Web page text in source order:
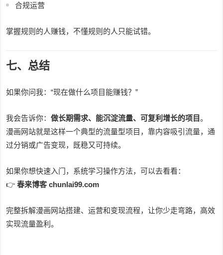
合规运营
掌握规则的人赚钱，不懂规则的人只能试错。
七、总结
如果你问我：“现在做什么项目能赚钱？”
我会告诉你：做长期需求、能沉淀流量、可复利增长的项目。
漫画网站就是这样一个典型的流量型项目，靠内容吸引流量，通
过分销或广告变现，既稳又可持续。
如果你想快速入门，系统学习操作方法，可以去看看：
👉春来博客 chunlai99.com
完整拆解漫画网站搭建、运营和变现流程，让你少走弯路，高效
实现流量盈利。